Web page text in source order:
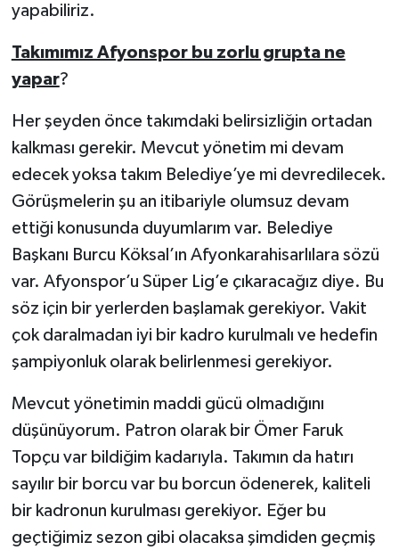
yapabiliriz.
Takımımız Afyonspor bu zorlu grupta ne
yapar?
Her şeyden önce takımdaki belirsizliğin ortadan
kalkması gerekir. Mevcut yönetim mi devam
edecek yoksa takım Belediye’ye mi devredilecek.
Görüşmelerin şu an itibariyle olumsuz devam
ettiği konusunda duyumlarım var. Belediye
Başkanı Burcu Köksal’ın Afyonkarahisarlılara sözü
var. Afyonspor’u Süper Lig’e çıkaracağız diye. Bu
söz için bir yerlerden başlamak gerekiyor. Vakit
çok daralmadan iyi bir kadro kurulmalı ve hedefin
şampiyonluk olarak belirlenmesi gerekiyor.
Mevcut yönetimin maddi gücü olmadığını
düşünüyorum. Patron olarak bir Ömer Faruk
Topçu var bildiğim kadarıyla. Takımın da hatırı
sayılır bir borcu var bu borcun ödenerek, kaliteli
bir kadronun kurulması gerekiyor. Eğer bu
geçtiğimiz sezon gibi olacaksa şimdiden geçmiş